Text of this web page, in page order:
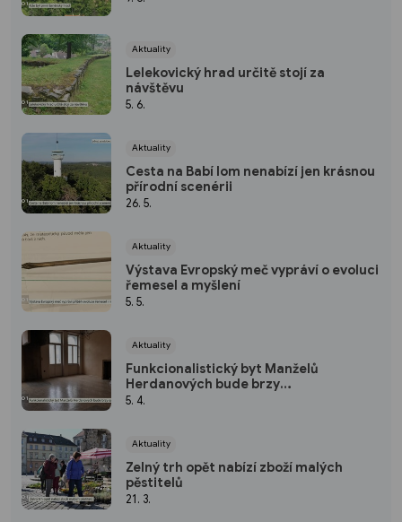
Aktuality
Lelekovický hrad určitě stojí za
návštěvu
5. 6.
Aktuality
Cesta na Babí lom nenabízí jen krásnou
přírodní scenérii
26. 5.
Aktuality
Výstava Evropský meč vypráví o evoluci
řemesel a myšlení
5. 5.
Aktuality
Funkcionalistický byt Manželů
Herdanových bude brzy
zrekonstruován
5. 4.
Aktuality
Zelný trh opět nabízí zboží malých
pěstitelů
21. 3.